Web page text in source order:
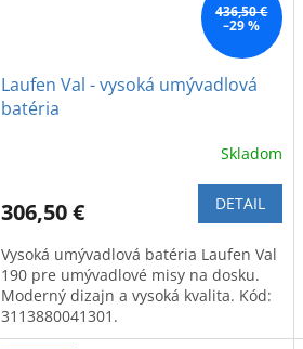
436,50 €
–29 %
Laufen Val - vysoká umývadlová
batéria
Skladom
306,50 € DETAIL
Vysoká umývadlová batéria Laufen Val
190 pre umývadlové misy na dosku.
Moderný dizajn a vysoká kvalita. Kód:
3113880041301.